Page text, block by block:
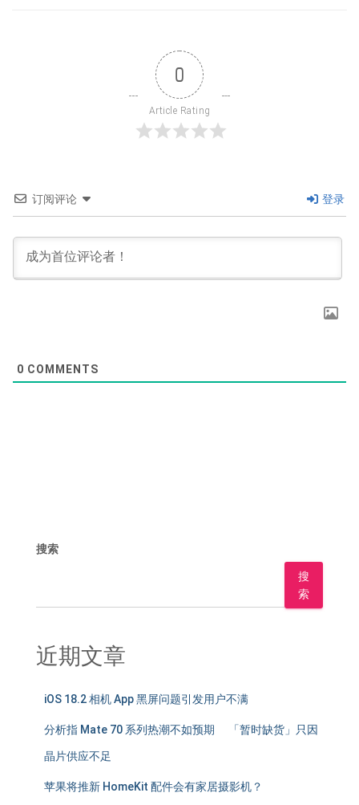
0
Article Rating
订阅评论 登录
0 COMMENTS
搜索
搜
索
近期文章
iOS 18.2 相机 App 黑屏问题引发用户不满
分析指 Mate 70 系列热潮不如预期 「暂时缺货」只因
晶片供应不足
苹果将推新 HomeKit 配件会有家居摄影机？